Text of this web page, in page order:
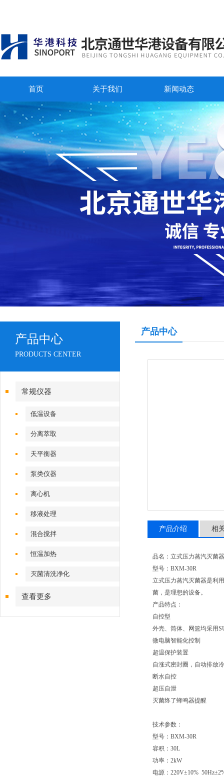
首页 关于我们 新闻动态
产品中心
PRODUCTS CENTER
常规仪器
低温设备
分离萃取
天平衡器
泵类仪器
离心机
移液处理
混合搅拌
恒温加热
灭菌清洗净化
查看更多
产品中心
产品介绍 相
品名：立式压力蒸汽灭菌器
型号：BXM-30R
立式压力蒸汽灭菌器是利
菌，是理想的设备。
产品特点：
自控型
外壳、筒体、网篮均采用
微电脑智能化控制
超温保护装置
自涨式密封圈，自动排放
断水自控
超压自泄
灭菌终了蜂鸣器提醒
技术参数：
型号：BXM-30R
容积：30L
功率：2kW
电源：220V±10%